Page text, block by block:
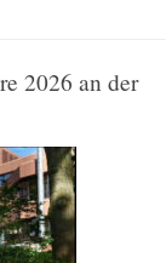
2026 an der